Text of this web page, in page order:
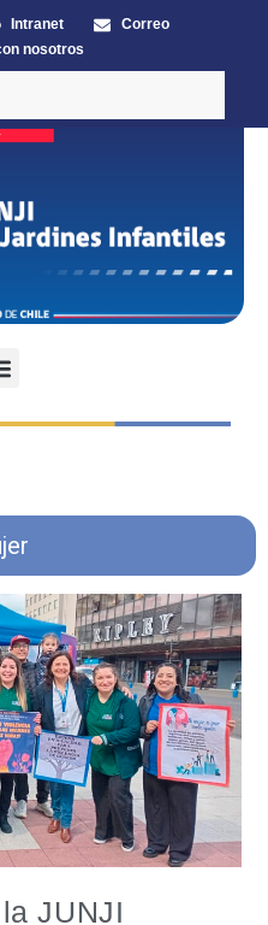
Intranet
Correo
nosotros
JUNJI